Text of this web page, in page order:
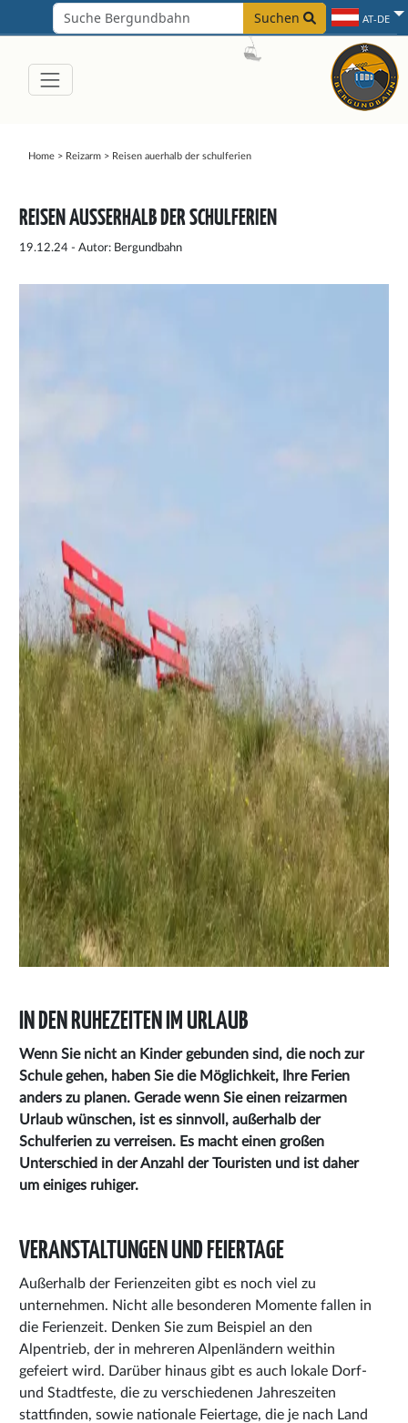
Suchen AT-DE
Home> Reizarm> Reisen auerhalb der schulferien
REISEN AUSSERHALB DER SCHULFERIEN
19.12.24 - Autor: Bergundbahn
IN DEN RUHEZEITEN IM URLAUB
Wenn Sie nicht an Kinder gebunden sind, die noch zur
Schule gehen, haben Sie die Möglichkeit, Ihre Ferien
anders zu planen. Gerade wenn Sie einen reizarmen
Urlaub wünschen, ist es sinnvoll, außerhalb der
Schulferien zu verreisen. Es macht einen großen
Unterschied in der Anzahl der Touristen und ist daher
um einiges ruhiger.
VERANSTALTUNGEN UND FEIERTAGE
Außerhalb der Ferienzeiten gibt es noch viel zu
unternehmen. Nicht alle besonderen Momente fallen in
die Ferienzeit. Denken Sie zum Beispiel an den
Alpentrieb, der in mehreren Alpenländern weithin
gefeiert wird. Darüber hinaus gibt es auch lokale Dorf-
und Stadtfeste, die zu verschiedenen Jahreszeiten
stattfinden, sowie nationale Feiertage, die je nach Land